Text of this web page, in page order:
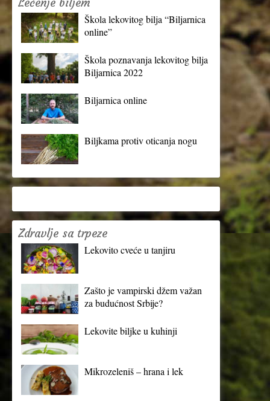
Škola lekovitog bilja “Biljarnica
online”
Škola poznavanja lekovitog bilja
Biljarnica 2022
Biljarnica online
Biljkama protiv oticanja nogu
Zdravlje sa trpeze
Lekovito cveće u tanjiru
Zašto je vampirski džem važan
za budućnost Srbije?
Lekovite biljke u kuhinji
Mikrozeleniš – hrana i lek